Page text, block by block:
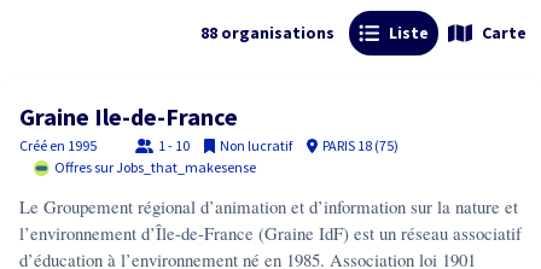
88 organisations Liste Carte
Graine Ile-de-France
Créé en 1995 1 - 10 Non lucratif
PARIS 18 (75)
Offres sur Jobs_that_makesense
Le Groupement régional d’animation et d’information sur la nature et
l’environnement d’Île-de-France (Graine IdF) est un réseau associatif
d’éducation à l’environnement né en 1985. Association loi 1901